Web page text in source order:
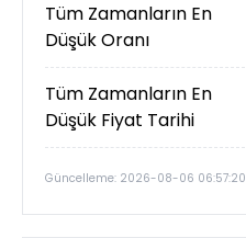
Tüm Zamanların En
Düşük Oranı
Tüm Zamanların En
Düşük Fiyat Tarihi
Güncelleme: 2026-08-06 06:57:20